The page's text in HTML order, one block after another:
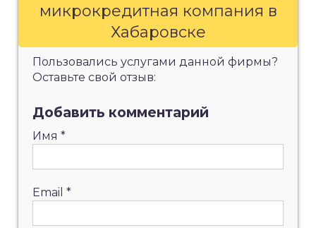
микрокредитная компания в
Хабаровске
Пользовались услугами данной фирмы?
Оставьте свой отзыв:
Добавить комментарий
Имя *
Email *